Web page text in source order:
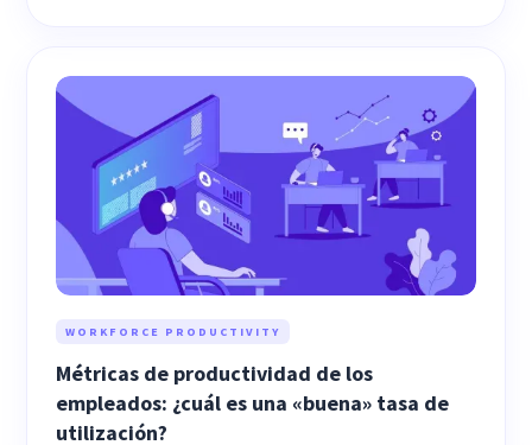
WORKFORCE PRODUCTIVITY
Métricas de productividad de los
empleados: ¿cuál es una «buena» tasa de
utilización?